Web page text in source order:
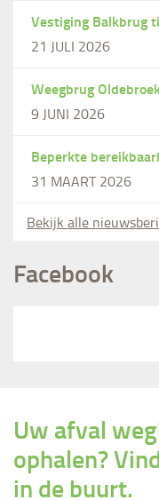
Vestiging Balkbrug
21 JULI 2026
Weegbrug
9 JUNI 2026
Beperkte
31 MAART 2026
Bekijk alle
Facebook
Uw afval
ophalen?
in de buurt.